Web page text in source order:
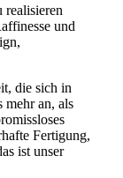
realisieren
und
die sich in
mehr an, als
Fertigung,
ist unser